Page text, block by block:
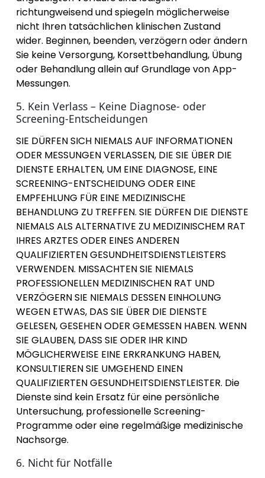
richtungweisend und spiegeln möglicherweise
nicht Ihren tatsächlichen klinischen Zustand
wider. Beginnen, beenden, verzögern oder ändern
Sie keine Versorgung, Korsettbehandlung, Übung
oder Behandlung allein auf Grundlage von App-
Messungen.
5. Kein Verlass – Keine Diagnose- oder
Screening-Entscheidungen
SIE DÜRFEN SICH NIEMALS AUF INFORMATIONEN
ODER MESSUNGEN VERLASSEN, DIE SIE ÜBER DIE
DIENSTE ERHALTEN, UM EINE DIAGNOSE, EINE
SCREENING-ENTSCHEIDUNG ODER EINE
EMPFEHLUNG FÜR EINE MEDIZINISCHE
BEHANDLUNG ZU TREFFEN. SIE DÜRFEN DIE DIENSTE
NIEMALS ALS ALTERNATIVE ZU MEDIZINISCHEM RAT
IHRES ARZTES ODER EINES ANDEREN
QUALIFIZIERTEN GESUNDHEITSDIENSTLEISTERS
VERWENDEN. MISSACHTEN SIE NIEMALS
PROFESSIONELLEN MEDIZINISCHEN RAT UND
VERZÖGERN SIE NIEMALS DESSEN EINHOLUNG
WEGEN ETWAS, DAS SIE ÜBER DIE DIENSTE
GELESEN, GESEHEN ODER GEMESSEN HABEN. WENN
SIE GLAUBEN, DASS SIE ODER IHR KIND
MÖGLICHERWEISE EINE ERKRANKUNG HABEN,
KONSULTIEREN SIE UMGEHEND EINEN
QUALIFIZIERTEN GESUNDHEITSDIENSTLEISTER. Die
Dienste sind kein Ersatz für eine persönliche
Untersuchung, professionelle Screening-
Programme oder eine regelmäßige medizinische
Nachsorge.
6. Nicht für Notfälle